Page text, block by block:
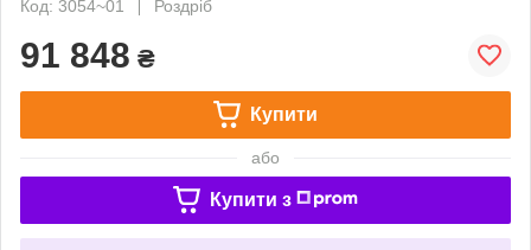
Код: 3054~01
Роздріб
91 848 ₴
Купити
або
Купити з